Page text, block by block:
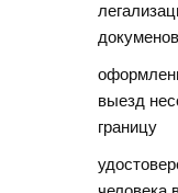
докуменов
выезд
границу